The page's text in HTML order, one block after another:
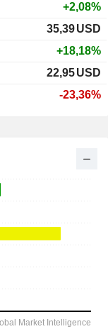
+2,08%
35,39USD
+18,18%
22,95USD
-23,36%